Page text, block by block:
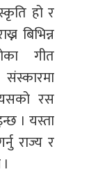
हो र
बिभिन्न
गीत
रस
। यस्ता
राज्य र